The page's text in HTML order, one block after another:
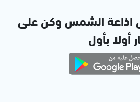
اذاعة الشمس وكن على
أولاً بأول